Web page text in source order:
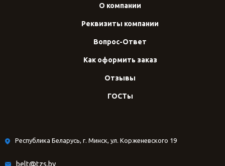
О компании
Реквизиты компании
Вопрос-Ответ
Как оформить заказ
Отзывы
ГОСТы
Республика Беларусь, г. Минск, ул. Корженевского 19
belt@tzs.by